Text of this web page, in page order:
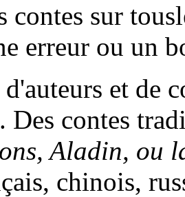
contes sur
erreur ou un
d'auteurs et de
Des contes
Aladin, ou
chinois,